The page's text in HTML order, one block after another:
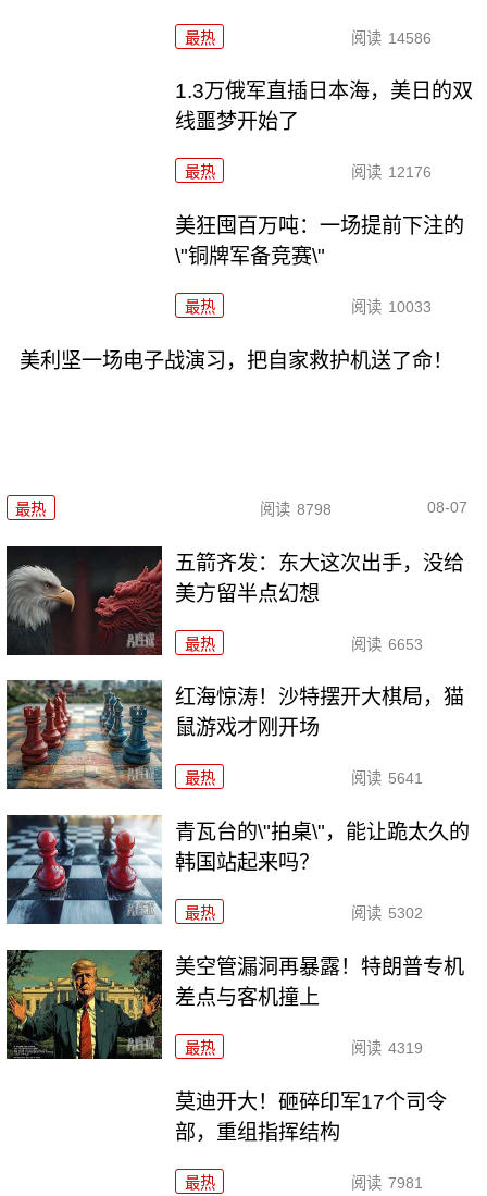
最热 阅读 14586
1.3万俄军直插日本海，美日的双
线噩梦开始了
最热 阅读 12176
美狂囤百万吨：一场提前下注的
\"铜牌军备竞赛\"
最热 阅读 10033
美利坚一场电子战演习，把自家救护机送了命！
最热 阅读 8798 08-07
五箭齐发：东大这次出手，没给
美方留半点幻想
最热 阅读 6653
红海惊涛！沙特摆开大棋局，猫
鼠游戏才刚开场
最热 阅读 5641
青瓦台的\"拍桌\"，能让跪太久的
韩国站起来吗？
最热 阅读 5302
美空管漏洞再暴露！特朗普专机
差点与客机撞上
最热 阅读 4319
莫迪开大！砸碎印军17个司令
部，重组指挥结构
最热 阅读 7981